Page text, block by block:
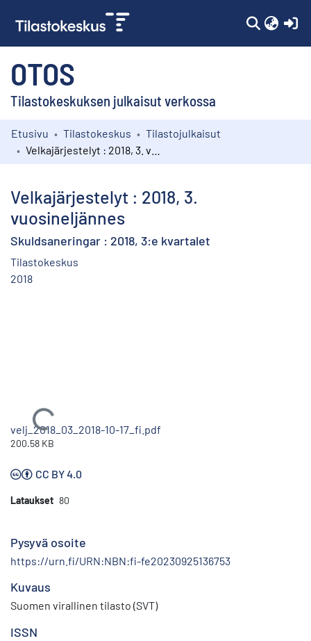
OTOS
Tilastokeskuksen julkaisut verkossa
Kokoelmat
Etusivu Tilastokeskus
Tilastojulkaisut
Velkajärjestelyt : 2018, 3.
vuosineljännes
Skuldsaneringar : 2018, 3:e kvartalet
Tilastokeskus
2018
Ladataan...
velj_2018_03_2018-10-17_fi.pdf
200.58 KB
CC BY 4.0
Lataukset 80
Pysyvä osoite
https://urn.fi/URN:NBN:fi-fe20230925136753
Kuvaus
Suomen virallinen tilasto (SVT)
ISSN